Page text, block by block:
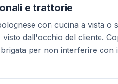
e trattorie
con cucina a vista o
visto dall'occhio del cliente.
per non interferire con